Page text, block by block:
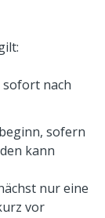
sofort nach
sofern
kann
nur eine
vor